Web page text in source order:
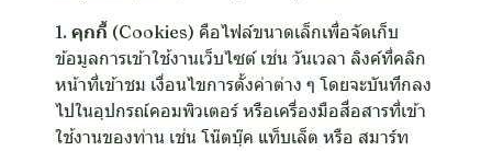
1. คุกกี้ (Cookies) คือไฟล์ขนาดเล็กเพื่อจัดเก็บ
ข้อมูลการเข้าใช้งานเว็บไซต์ เช่น วันเวลา ลิงค์ที่คลิก
หน้าที่เข้าชม เงื่อนไขการตั้งค่าต่าง ๆ โดยจะบันทึกลง
ไปในอุปกรณ์คอมพิวเตอร์ หรือเครื่องมือสื่อสารที่เข้า
ใช้งานของท่าน เช่น โน๊ตบุ๊ค แท็บเล็ต หรือ สมาร์ท